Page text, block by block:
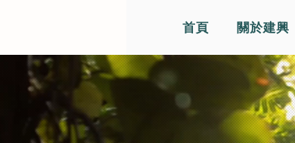
首頁 關於建興